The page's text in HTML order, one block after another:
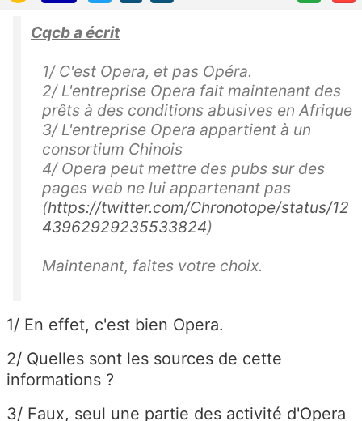
Cqcb a écrit
1/ C'est Opera, et pas Opéra.
2/ L'entreprise Opera fait maintenant des
prêts à des conditions abusives en Afrique
3/ L'entreprise Opera appartient à un
consortium Chinois
4/ Opera peut mettre des pubs sur des
pages web ne lui appartenant pas
(https://twitter.com/Chronotope/status/12
43962929235533824)
Maintenant, faites votre choix.
1/ En effet, c'est bien Opera.
2/ Quelles sont les sources de cette
informations ?
3/ Faux, seul une partie des activité d'Opera